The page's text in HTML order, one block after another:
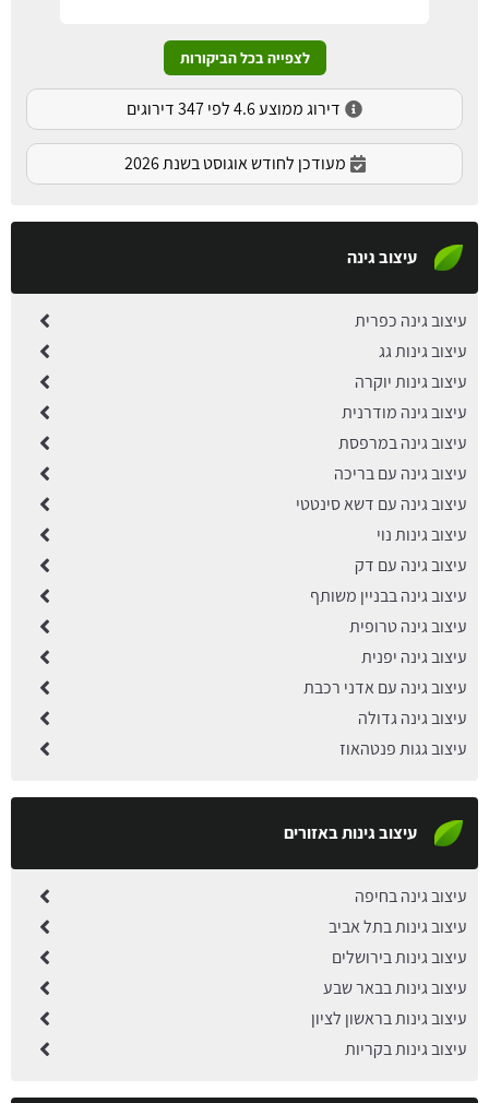
לצפייה בכל הביקורות
דירוג ממוצע 4.6 לפי 347 דירוגים
מעודכן לחודש אוגוסט בשנת 2026
עיצוב גינה
עיצוב גינה כפרית
עיצוב גינות גג
עיצוב גינות יוקרה
עיצוב גינה מודרנית
עיצוב גינה במרפסת
עיצוב גינה עם בריכה
עיצוב גינה עם דשא סינטטי
עיצוב גינות נוי
עיצוב גינה עם דק
עיצוב גינה בבניין משותף
עיצוב גינה טרופית
עיצוב גינה יפנית
עיצוב גינה עם אדני רכבת
עיצוב גינה גדולה
עיצוב גגות פנטהאוז
עיצוב גינות באזורים
עיצוב גינה בחיפה
עיצוב גינות בתל אביב
עיצוב גינות בירושלים
עיצוב גינות בבאר שבע
עיצוב גינות בראשון לציון
עיצוב גינות בקריות